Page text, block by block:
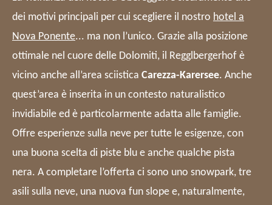
dei motivi principali per cui scegliere il nostro hotel a
Nova Ponente... ma non l’unico. Grazie alla posizione
ottimale nel cuore delle Dolomiti, il Regglbergerhof è
vicino anche all’area sciistica Carezza-Karersee. Anche
quest’area è inserita in un contesto naturalistico
invidiabile ed è particolarmente adatta alle famiglie.
Offre esperienze sulla neve per tutte le esigenze, con
una buona scelta di piste blu e anche qualche pista
nera. A completare l’offerta ci sono uno snowpark, tre
asili sulla neve, una nuova fun slope e, naturalmente,